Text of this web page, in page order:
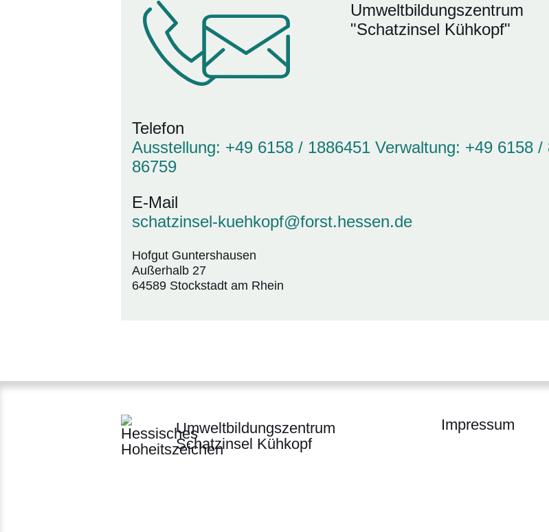
Umweltbildungszentrum
"Schatzinsel Kühkopf"
Telefon
Ausstellung: +49 6158 / 1886451 Verwaltung: +49 6158 /
86759
E-Mail
schatzinsel-kuehkopf@forst.hessen.de
Hofgut Guntershausen
Außerhalb 27
64589 Stockstadt am Rhein
Umweltbildungszentrum
Schatzinsel Kühkopf
Impressum